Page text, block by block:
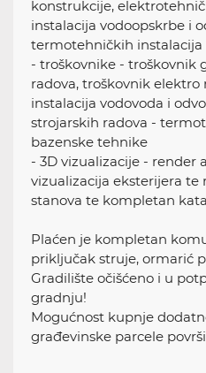
konstrukcije,
instalacija vodoopskrbe i
termotehničkih instalacija
- troškovnike - troškovnik
radova, troškovnik elektro
instalacija vodovoda i
strojarskih radova -
bazenske tehnike
- 3D vizualizacije - render
vizualizacija eksterijera te
stanova te kompletan
Plaćen je kompletan
priključak struje, ormarić
Gradilište očišćeno i u
gradnju!
Mogućnost kupnje
građevinske parcele